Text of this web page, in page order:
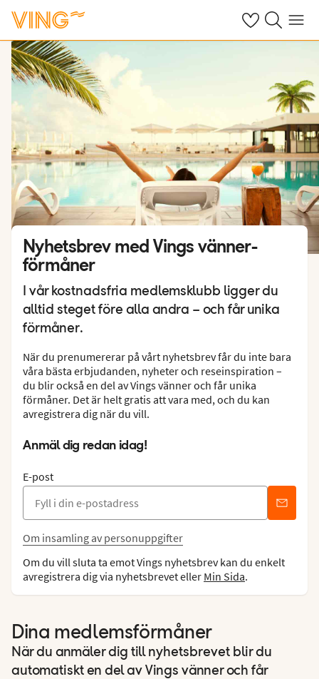
Se dinaSök på ving.se
Meny
Nyhetsbrev med Vings vänner-
förmåner
I vår kostnadsfria medlemsklubb ligger du
alltid steget före alla andra – och får unika
förmåner.
När du prenumererar på vårt nyhetsbrev får du inte bara
våra bästa erbjudanden, nyheter och reseinspiration –
du blir också en del av Vings vänner och får unika
förmåner. Det är helt gratis att vara med, och du kan
avregistrera dig när du vill.
Anmäl dig redan idag!
E-post
Om insamling av personuppgifter
Om du vill sluta ta emot Vings nyhetsbrev kan du enkelt
avregistrera dig via nyhetsbrevet eller Min Sida.
Dina medlemsförmåner
När du anmäler dig till nyhetsbrevet blir du
automatiskt en del av Vings vänner och får